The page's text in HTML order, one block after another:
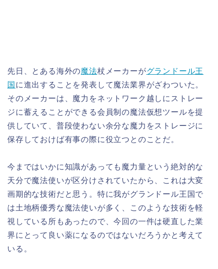
先日、とある海外の魔法杖メーカーがグランドール王
国 に進出することを発表して魔法業界がざわついた。
そのメーカーは、魔力をネットワーク越しにストレー
ジに蓄えることができる会員制の魔法仮想ツールを提
供していて、普段使わない余分な魔力をストレージに
保存しておけば有事の際に役立つとのことだ。
今まではいかに知識があっても魔力量という絶対的な
天分で魔法使いが区分けされていたから、これは大変
画期的な技術だと思う。特に我がグランドール王国で
は土地柄優秀な魔法使いが多く、このような技術を軽
視している所もあったので、今回の一件は硬直した業
界にとって良い薬になるのではないだろうかと考えて
いる。